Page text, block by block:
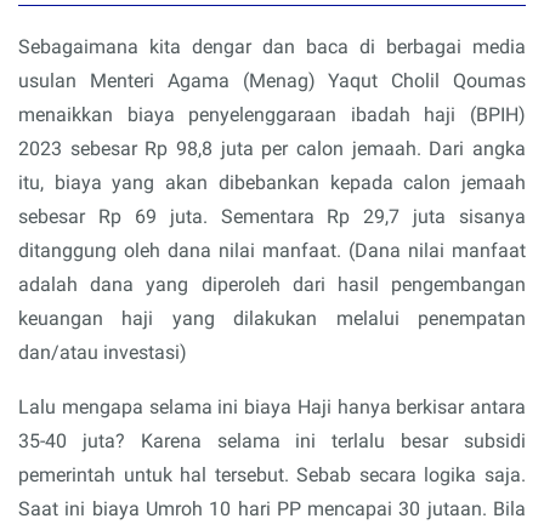
Sebagaimana kita dengar dan baca di berbagai media
usulan Menteri Agama (Menag) Yaqut Cholil Qoumas
menaikkan biaya penyelenggaraan ibadah haji (BPIH)
2023 sebesar Rp 98,8 juta per calon jemaah. Dari angka
itu, biaya yang akan dibebankan kepada calon jemaah
sebesar Rp 69 juta. Sementara Rp 29,7 juta sisanya
ditanggung oleh dana nilai manfaat. (Dana nilai manfaat
adalah dana yang diperoleh dari hasil pengembangan
keuangan haji yang dilakukan melalui penempatan
dan/atau investasi)
Lalu mengapa selama ini biaya Haji hanya berkisar antara
35-40 juta? Karena selama ini terlalu besar subsidi
pemerintah untuk hal tersebut. Sebab secara logika saja.
Saat ini biaya Umroh 10 hari PP mencapai 30 jutaan. Bila